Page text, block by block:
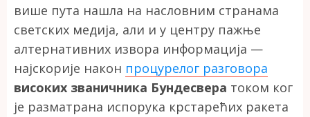
више пута нашла на насловним странама
светских медија, али и у центру пажње
алтернативних извора информација —
најскорије након процурелог разговора
високих званичника Бундесвера током ког
је разматрана испорука крстарећих ракета